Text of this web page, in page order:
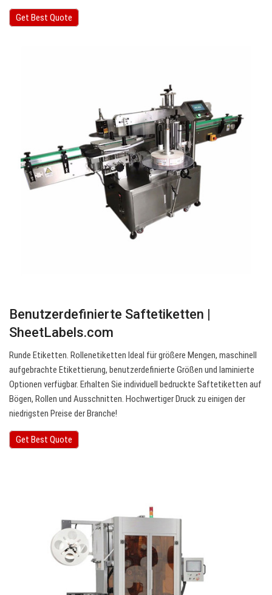
Get Best Quote
Benutzerdefinierte Saftetiketten |
SheetLabels.com
Runde Etiketten. Rollenetiketten Ideal für größere Mengen, maschinell
aufgebrachte Etikettierung, benutzerdefinierte Größen und laminierte
Optionen verfügbar. Erhalten Sie individuell bedruckte Saftetiketten auf
Bögen, Rollen und Ausschnitten. Hochwertiger Druck zu einigen der
niedrigsten Preise der Branche!
Get Best Quote